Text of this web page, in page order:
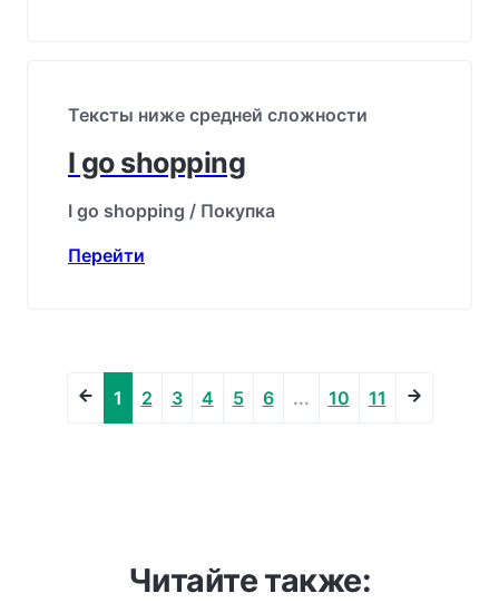
Тексты ниже средней сложности
I go shopping
I go shopping / Покупка
Перейти
1 2 3 4 5 6 ... 10 11
Читайте также: